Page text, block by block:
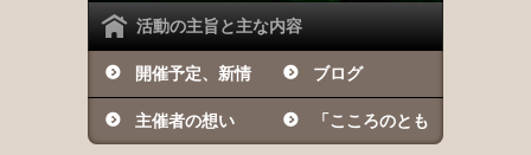
活動の主旨と主な内容
開催予定、新情
報など
ブログ
主催者の想い 「こころのとも